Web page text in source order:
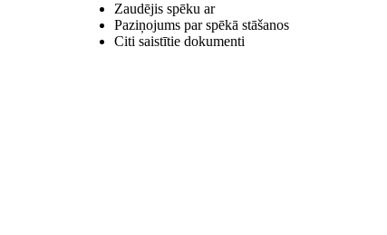
Zaudējis spēku ar
Paziņojums par spēkā stāšanos
Citi saistītie dokumenti